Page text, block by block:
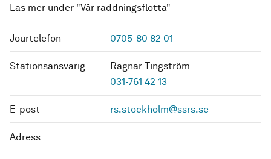
Läs mer under "Vår räddningsflotta"
Jourtelefon 0705-80 82 01
Stationsansvarig
Ragnar Tingström
031-761 42 13
E-post rs.stockholm@ssrs.se
Adress